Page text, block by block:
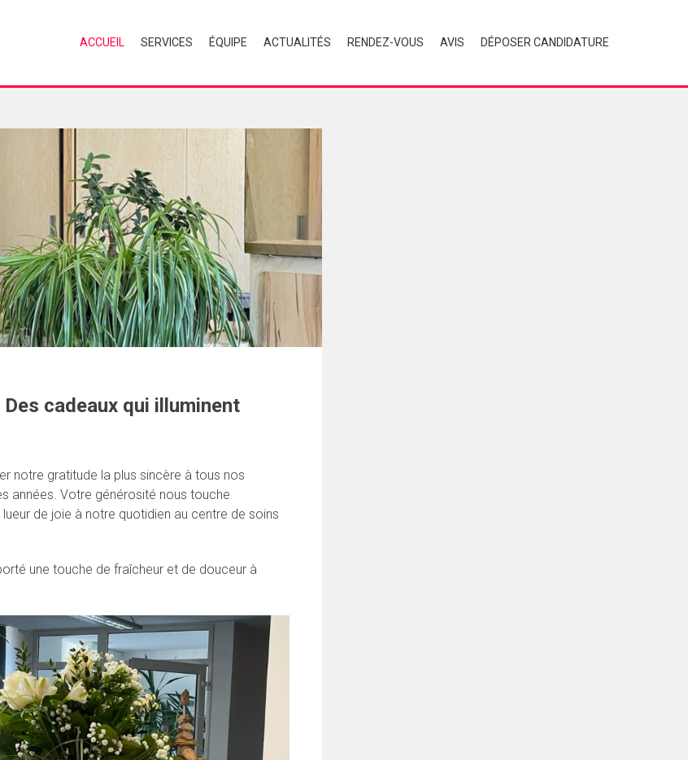
ACCUEIL SERVICES ÉQUIPE ACTUALITÉS RENDEZ-VOUS AVIS DÉPOSER CANDIDATURE
cadeaux qui illuminent
notre gratitude la plus sincère à tous nos
années. Votre générosité nous touche
de joie à notre quotidien au centre de soins
une touche de fraîcheur et de douceur à